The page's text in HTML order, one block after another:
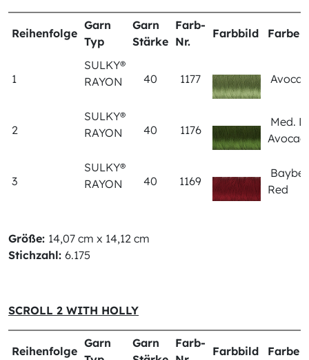
Reihenfolge
Garn
Typ
Garn
Stärke
Farb-
Nr.
Farbbild Farbe
1
SULKY®
RAYON
40 1177
2
SULKY®
RAYON
40 1176
Med.
3
SULKY®
RAYON
40 1169
Red
Größe: 14,07 cm x 14,12 cm
Stichzahl: 6.175
SCROLL 2 WITH HOLLY
Reihenfolge
Garn
Garn
Farb-
Farbbild Farbe